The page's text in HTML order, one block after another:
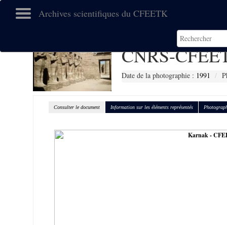
Archives scientifiques du CFEETK
CNRS-
Date de la photographie : 1991
Consulter le document Information sur les éléments représentés